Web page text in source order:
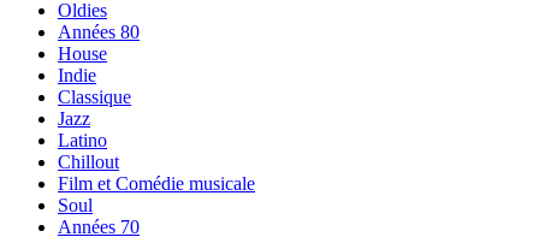
Oldies
Années 80
House
Indie
Classique
Jazz
Latino
Chillout
Film et Comédie musicale
Soul
Années 70